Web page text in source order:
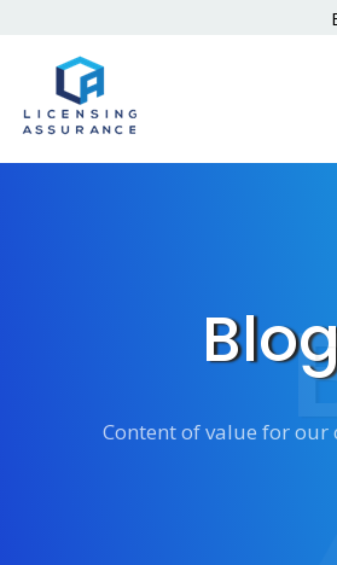
Content of value for our